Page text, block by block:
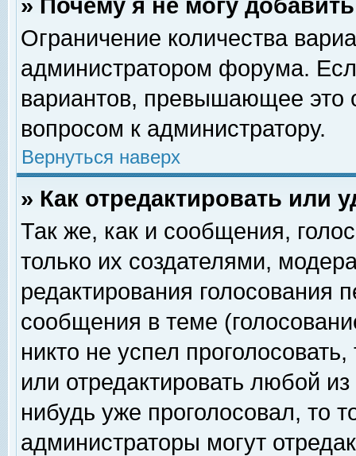
» Почему я не могу
Ограничение количества
администратором форума.
вариантов, превышающее это
вопросом к администратору.
Вернуться наверх
» Как отредактировать или
Так же, как и сообщения,
только их создателями,
редактирования голосования
сообщения в теме
никто не успел
или отредактировать любой
нибудь уже проголосовал, то
администраторы могут